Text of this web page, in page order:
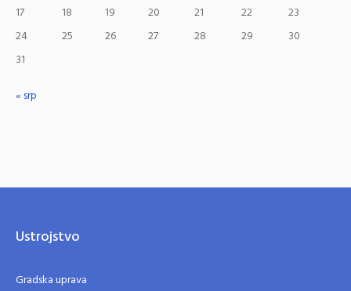
17
18 19 20 21 22
23
24
25 26 27 28 29
30
31
« srp
Ustrojstvo
Gradska uprava